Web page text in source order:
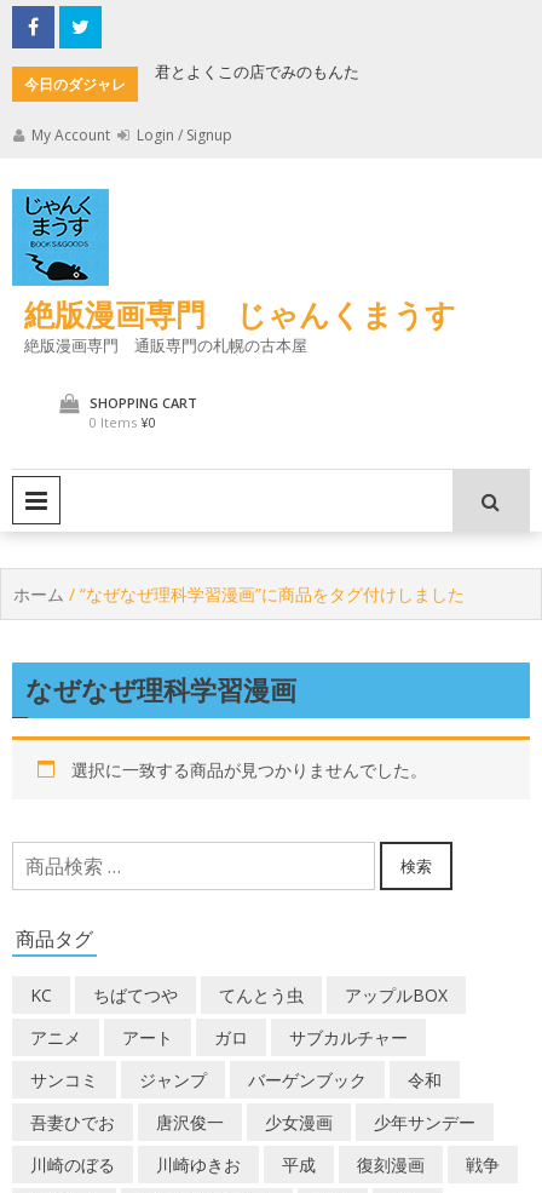
Skip
to
content
今日のダジャレ
君とよくこの店でみのもんた
My Account Login / Signup
絶版漫画専門 じゃんくまうす
絶版漫画専門 通販専門の札幌の古本屋
SHOPPING CART
0 Items ¥0
ホーム / “なぜなぜ理科学習漫画”に商品をタグ付けしました
なぜなぜ理科学習漫画
選択に一致する商品が見つかりませんでした。
検
索
象:
検索
商品タグ
KC ちばてつや てんとう虫
アップルBOX
アニメ
アート ガロ
サブカルチャー
サンコミ
ジャンプ バーゲンブック
令和
吾妻ひでお
唐沢俊一 少女漫画
少年サンデー
川崎のぼる
川崎ゆきお 平成 復刻漫画
戦争